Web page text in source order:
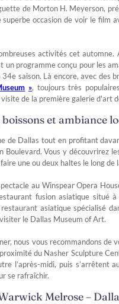
de Morton H. Meyerson,
occasion de voir le film
activités cet automne.
un programme conçu pour les
saison. Là encore, avec des
», toujours très
de la première galerie d'art
et ambiance
de Dallas tout en profitant
Vous y découvrirez
une ou deux haltes le long de
au Winspear Opera
fusion asiatique situé
asiatique spécialisé
le Dallas Museum of Art.
nous vous recommandons de
du Nasher Sculpture
l’après-midi, puis s’arrêtent
se rafraîchir.
Melrose –